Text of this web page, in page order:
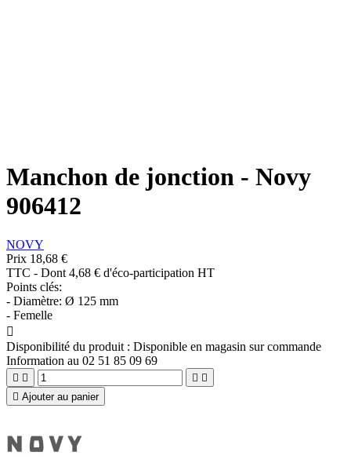
Manchon de jonction - Novy
906412
NOVY
Prix 18,68 €
TTC - Dont 4,68 € d'éco-participation HT
Points clés:
- Diamètre: Ø 125 mm
- Femelle

Disponibilité du produit : Disponible en magasin sur commande
Information au 02 51 85 09 69
   
 Ajouter au panier